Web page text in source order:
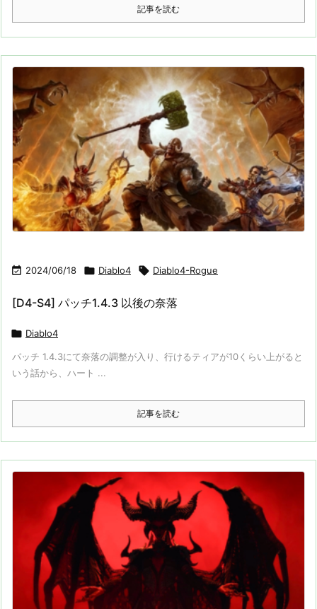
記事を読む
 2024/06/18  Diablo4  Diablo4-Rogue
[D4-S4] パッチ1.4.3 以後の奈落
 Diablo4
パッチ 1.4.3にて奈落の調整が入り、行けるティアが10くらい上がると
いう話から、ハート ...
記事を読む